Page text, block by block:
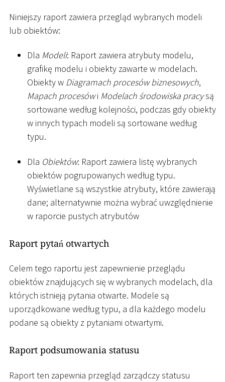
Niniejszy raport zawiera przegląd wybranych modeli
lub obiektów:
Dla Modeli: Raport zawiera atrybuty modelu,
grafikę modelu i obiekty zawarte w modelach.
Obiekty w Diagramach procesów biznesowych,
Mapach procesówi Modelach środowiska pracysą
sortowane według kolejności, podczas gdy obiekty
w innych typach modeli są sortowane według
typu.
Dla Obiektów: Raport zawiera listę wybranych
obiektów pogrupowanych według typu.
Wyświetlane są wszystkie atrybuty, które zawierają
dane; alternatywnie można wybrać uwzględnienie
w raporcie pustych atrybutów
Raport pytań otwartych
Celem tego raportu jest zapewnienie przeglądu
obiektów znajdujących się w wybranych modelach, dla
których istnieją pytania otwarte. Modele są
uporządkowane według typu, a dla każdego modelu
podane są obiekty z pytaniami otwartymi.
Raport podsumowania statusu
Raport ten zapewnia przegląd zarządczy statusu